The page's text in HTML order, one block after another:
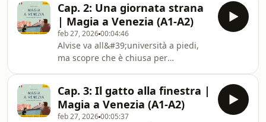
alta. Le strade sono vuote e
l&#39;atmosfera è un po&#39; strana.
Cap. 2: Una giornata strana
| Magia a Venezia (A1-A2)
feb 27, 202600:04:46
Alvise va all&#39;università a piedi,
ma scopre che è chiusa per
misteriosa donna con un mantello
nero che lo chiama per nome.
Cap. 3: Il gatto alla finestra |
Magia a Venezia (A1-A2)
feb 27, 202600:05:37